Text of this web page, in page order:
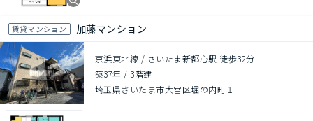
賃貸マンション 加藤マンション
京浜東北線 / さいたま新都心駅 徒歩32分
築37年 / 3階建
埼玉県さいたま市大宮区堀の内町１